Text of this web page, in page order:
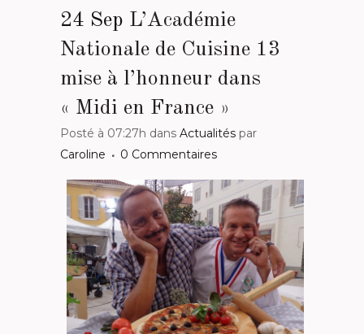
24 Sep L’Académie
Nationale de Cuisine 13
mise à l’honneur dans
« Midi en France »
Posté à 07:27h dans Actualités par
Caroline
0 Commentaires